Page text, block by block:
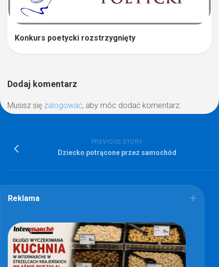
Konkurs poetycki rozstrzygnięty
Dodaj komentarz
Musisz się zalogować, aby móc dodać komentarz.
PREVIOUS STORY
Dziecko potrącone przez samochód
Reklama